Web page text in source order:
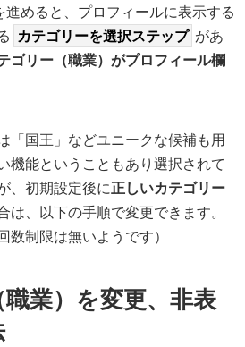
めると、プロフィールに表示する
カテゴリーを選択ステップ があ
ゴリー（職業）がプロフィール欄
「国王」などユニークな候補も用
機能ということもあり選択されて
、初期設定後に正しいカテゴリー
は、以下の手順で変更できます。
数制限は無いようです）
業）を変更、非表